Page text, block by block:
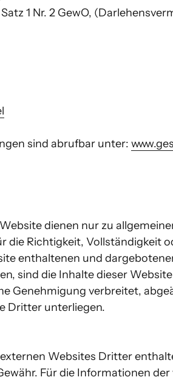
1 Nr. 2 GewO,
sind abrufbar unter:
dienen nur zu
die Richtigkeit, Vollständigkeit
enthaltenen und
sind die Inhalte dieser
Genehmigung verbreitet,
Dritter unterliegen.
Websites Dritter
Für die Informationen